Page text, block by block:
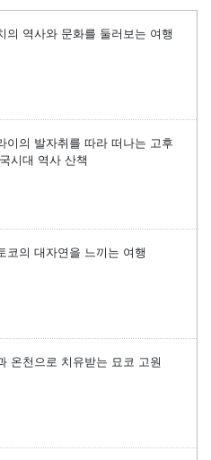
의 역사와 문화를 둘러보는 여행
이의 발자취를 따라 떠나는 고후
시대 역사 산책
코의 대자연을 느끼는 여행
온천으로 치유받는 묘코 고원